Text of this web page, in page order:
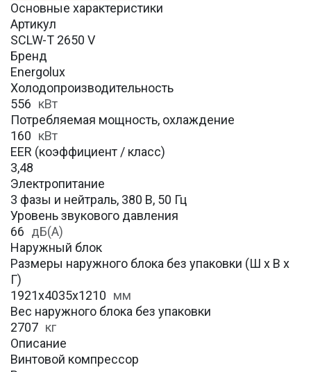
Основные характеристики
Артикул
SCLW-T 2650 V
Бренд
Energolux
Холодопроизводительность
556 кВт
Потребляемая мощность, охлаждение
160 кВт
EER (коэффициент / класс)
3,48
Электропитание
3 фазы и нейтраль, 380 В, 50 Гц
Уровень звукового давления
66 дБ(А)
Наружный блок
Размеры наружного блока без упаковки (Ш х В х
Г)
1921x4035x1210 мм
Вес наружного блока без упаковки
2707 кг
Описание
Винтовой компрессор